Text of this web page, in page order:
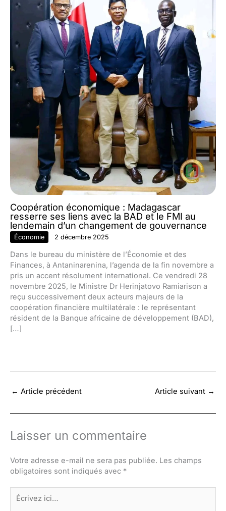
Coopération économique : Madagascar
resserre ses liens avec la BAD et le FMI au
lendemain d’un changement de gouvernance
Économie 2 décembre 2025
Dans le bureau du ministère de l’Économie et des
Finances, à Antaninarenina, l’agenda de la fin novembre a
pris un accent résolument international. Ce vendredi 28
novembre 2025, le Ministre Dr Herinjatovo Ramiarison a
reçu successivement deux acteurs majeurs de la
coopération financière multilatérale : le représentant
résident de la Banque africaine de développement (BAD),
[…]
← Article précédent Article suivant →
Laisser un commentaire
Votre adresse e-mail ne sera pas publiée. Les champs
obligatoires sont indiqués avec *
Écrivez
ici…